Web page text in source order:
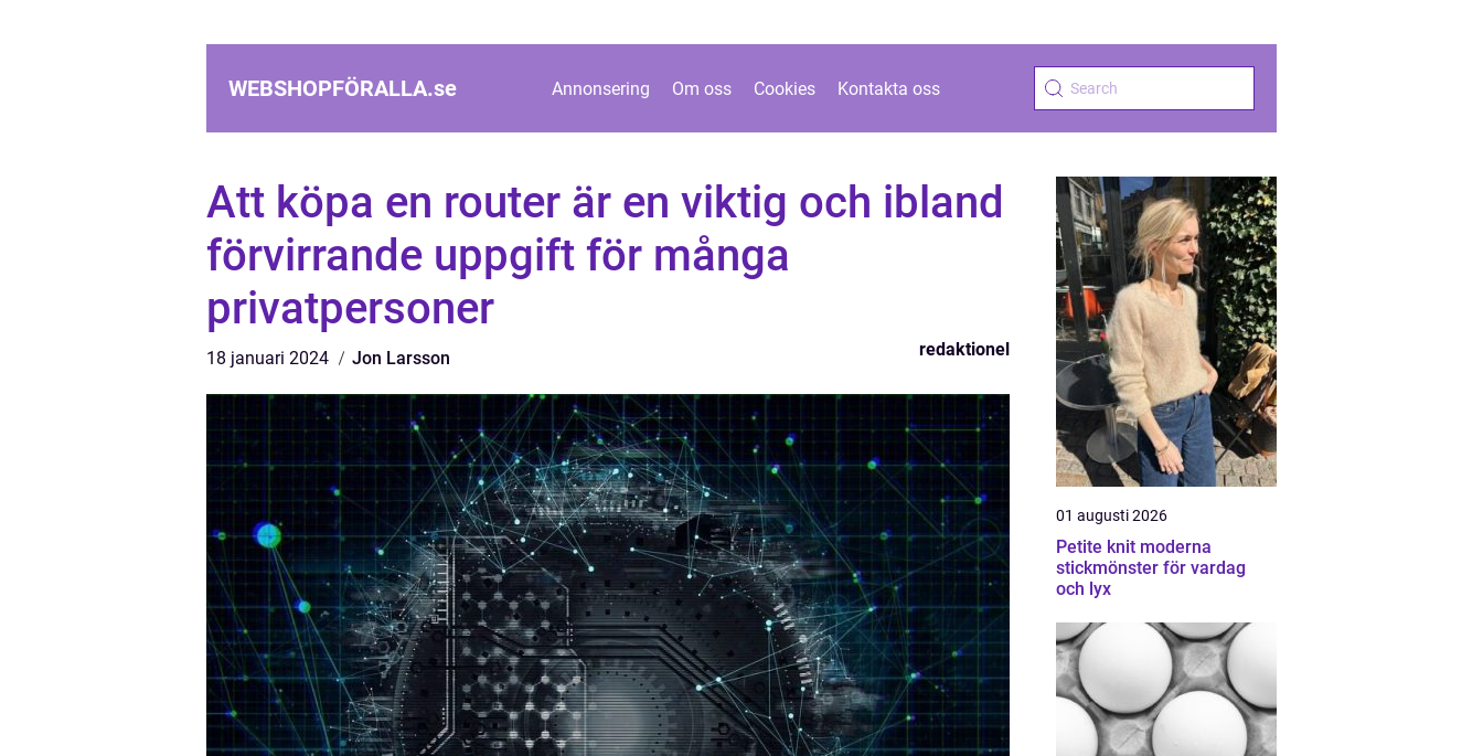
WEBSHOPFÖRALLA.se Annonsering Om oss Cookies Kontakta oss
Att köpa en router är en viktig och ibland
förvirrande uppgift för många
privatpersoner
18 januari 2024 Jon Larsson redaktionel
01 augusti 2026
Petite knit moderna
stickmönster för vardag
och lyx